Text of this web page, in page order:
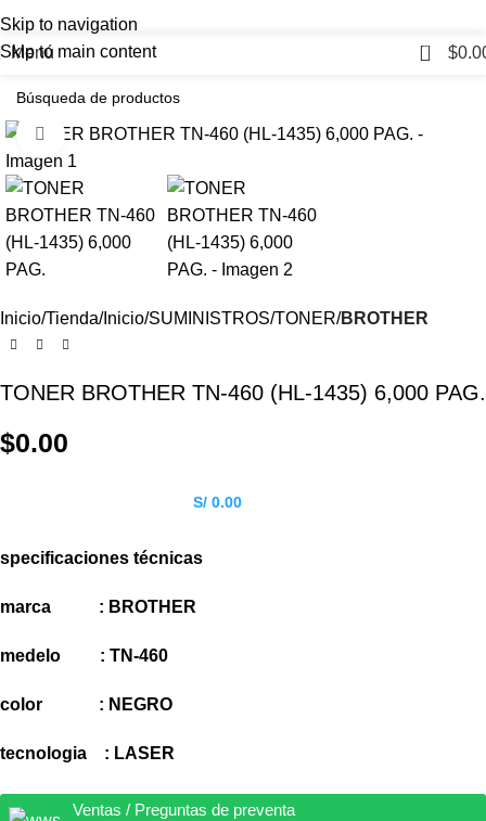
Skip to navigation
Skip to main content
Menú 0 $
Haga Click para agrandar
Inicio Tienda Inicio SUMINISTROS TONER BROTHER
TONER BROTHER TN-460 (HL-1435) 6,000 PAG.
$0.00
S/ 0.00
specificaciones técnicas
marca : BROTHER
medelo : TN-460
color : NEGRO
tecnologia : LASER
Ventas / Preguntas de preventa
LO MEJOR EN
ACCESORIOS
PARA TU SET UP